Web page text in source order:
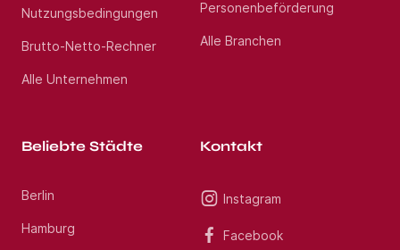
Nutzungsbedingungen
Brutto-Netto-Rechner
Alle Unternehmen
Personenbeförderung
Alle Branchen
Beliebte Städte
Berlin
Hamburg
Kontakt
Instagram
Facebook